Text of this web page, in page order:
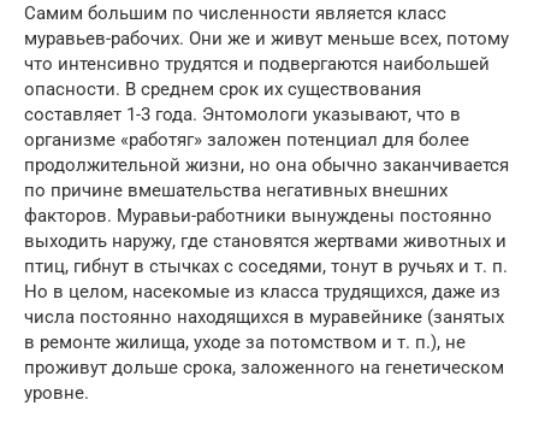
Самим большим по численности является класс
муравьев-рабочих. Они же и живут меньше всех, потому
что интенсивно трудятся и подвергаются наибольшей
опасности. В среднем срок их существования
составляет 1-3 года. Энтомологи указывают, что в
организме «работяг» заложен потенциал для более
продолжительной жизни, но она обычно заканчивается
по причине вмешательства негативных внешних
факторов. Муравьи-работники вынуждены постоянно
выходить наружу, где становятся жертвами животных и
птиц, гибнут в стычках с соседями, тонут в ручьях и т. п.
Но в целом, насекомые из класса трудящихся, даже из
числа постоянно находящихся в муравейнике (занятых
в ремонте жилища, уходе за потомством и т. п.), не
проживут дольше срока, заложенного на генетическом
уровне.